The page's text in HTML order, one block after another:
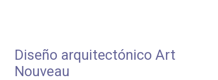
Diseño arquitectónico Art
Nouveau